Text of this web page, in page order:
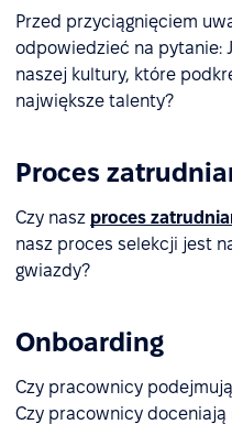
Przed przyciągnięciem
odpowiedzieć na pytanie:
naszej kultury, które
największe talenty?
Proces
Czy nasz proces
nasz proces selekcji jest
gwiazdy?
Onboarding
Czy pracownicy
Czy pracownicy